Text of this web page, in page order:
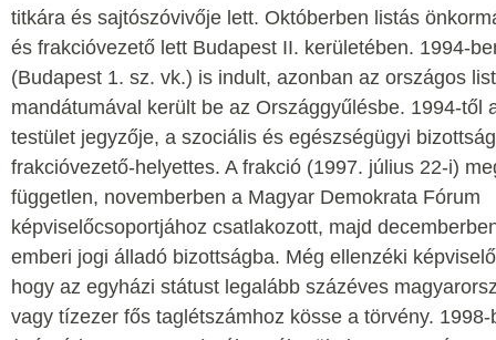
titkára és sajtószóvivője lett. Októberben listás
és frakcióvezető lett Budapest II. kerületében. 1994-
(Budapest 1. sz. vk.) is indult, azonban az országos
mandátumával került be az Országgyűlésbe. 1994-től
testület jegyzője, a szociális és egészségügyi
frakcióvezető-helyettes. A frakció (1997. július 22-i)
független, novemberben a Magyar Demokrata Fórum
képviselőcsoportjához csatlakozott, majd
emberi jogi álladó bizottságba. Még ellenzéki
hogy az egyházi státust legalább százéves
vagy tízezer fős taglétszámhoz kösse a törvény.